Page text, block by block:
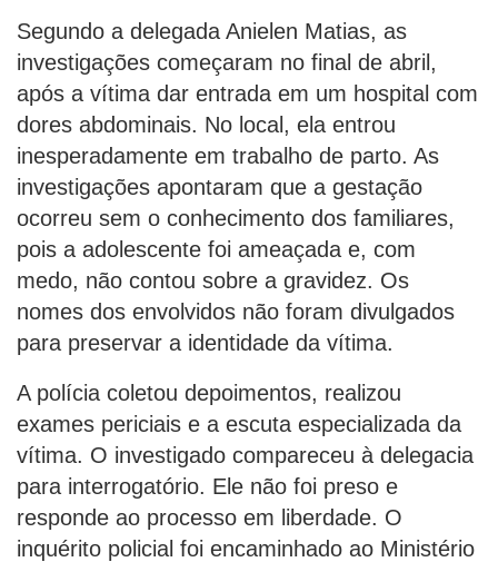
Segundo a delegada Anielen Matias, as
investigações começaram no final de abril,
após a vítima dar entrada em um hospital com
dores abdominais. No local, ela entrou
inesperadamente em trabalho de parto. As
investigações apontaram que a gestação
ocorreu sem o conhecimento dos familiares,
pois a adolescente foi ameaçada e, com
medo, não contou sobre a gravidez. Os
nomes dos envolvidos não foram divulgados
para preservar a identidade da vítima.
A polícia coletou depoimentos, realizou
exames periciais e a escuta especializada da
vítima. O investigado compareceu à delegacia
para interrogatório. Ele não foi preso e
responde ao processo em liberdade. O
inquérito policial foi encaminhado ao Ministério